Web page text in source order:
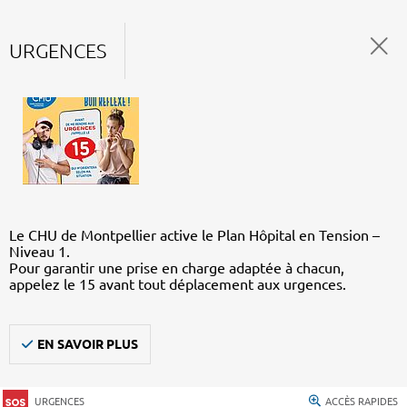
URGENCES
Le CHU de Montpellier active le Plan Hôpital en Tension –
Niveau 1.
Pour garantir une prise en charge adaptée à chacun,
appelez le 15 avant tout déplacement aux urgences.
EN SAVOIR PLUS
URGENCES ACCÈS RAPIDES